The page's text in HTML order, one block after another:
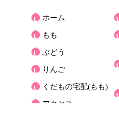
ホーム
もも
ぶどう
りんご
くだもの宅配(もも)
アクセス